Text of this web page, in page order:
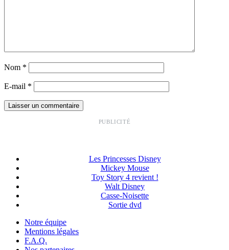
Nom *
E-mail *
PUBLICITÉ
Les Princesses Disney
Mickey Mouse
Toy Story 4 revient !
Walt Disney
Casse-Noisette
Sortie dvd
Notre équipe
Mentions légales
F.A.Q.